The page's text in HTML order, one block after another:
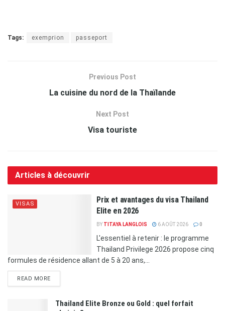
Tags: exemprion passeport
Previous Post
La cuisine du nord de la Thaïlande
Next Post
Visa touriste
Articles à découvrir
VISAS
Prix et avantages du visa Thailand
Elite en 2026
BY TITAYA LANGLOIS 6 AOÛT 2026 0
L'essentiel à retenir : le programme
Thailand Privilege 2026 propose cinq
formules de résidence allant de 5 à 20 ans,...
READ MORE
Thailand Elite Bronze ou Gold : quel forfait